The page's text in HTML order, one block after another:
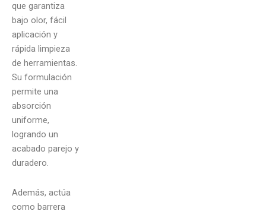
que garantiza
bajo olor, fácil
aplicación y
rápida limpieza
de herramientas.
Su formulación
permite una
absorción
uniforme,
logrando un
acabado parejo y
duradero.
Además, actúa
como barrera